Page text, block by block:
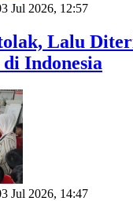
Jul 2026, 12:57
Lalu
Indonesia
Jul 2026, 14:47